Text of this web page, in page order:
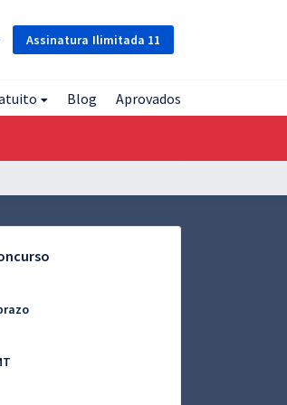
Assinatura Ilimitada 11
Blog Aprovados